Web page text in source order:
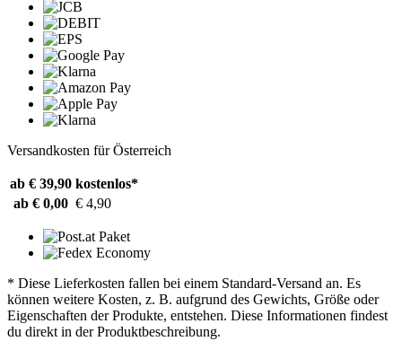
Versandkosten für Österreich
ab € 39,90 kostenlos*
ab € 0,00 € 4,90
* Diese Lieferkosten fallen bei einem Standard-Versand an. Es
können weitere Kosten, z. B. aufgrund des Gewichts, Größe oder
Eigenschaften der Produkte, entstehen. Diese Informationen findest
du direkt in der Produktbeschreibung.